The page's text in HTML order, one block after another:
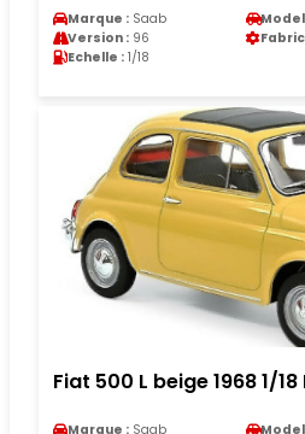
Marque : Saab
Version : 96
Echelle : 1/18
Fiat 500 L beige 1968 1/
Marque : Saab